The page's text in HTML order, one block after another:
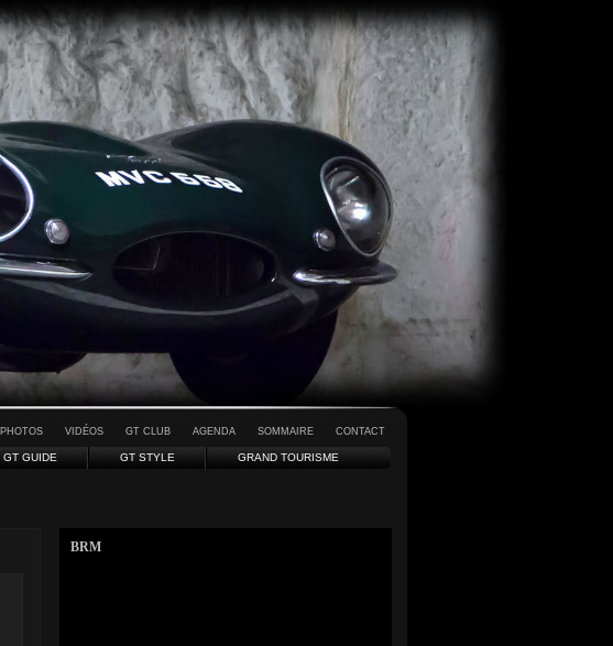
PHOTOS VIDÉOS GT CLUB AGENDA SOMMAIRE CONTACT
GT GUIDE GT STYLE GRAND TOURISME
BRM